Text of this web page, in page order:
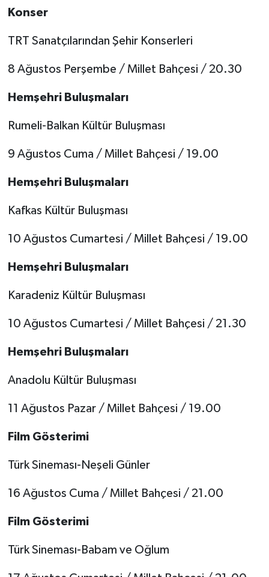
Konser
TRT Sanatçılarından Şehir Konserleri
8 Ağustos Perşembe / Millet Bahçesi / 20.30
Hemşehri Buluşmaları
Rumeli-Balkan Kültür Buluşması
9 Ağustos Cuma / Millet Bahçesi / 19.00
Hemşehri Buluşmaları
Kafkas Kültür Buluşması
10 Ağustos Cumartesi / Millet Bahçesi / 19.00
Hemşehri Buluşmaları
Karadeniz Kültür Buluşması
10 Ağustos Cumartesi / Millet Bahçesi / 21.30
Hemşehri Buluşmaları
Anadolu Kültür Buluşması
11 Ağustos Pazar / Millet Bahçesi / 19.00
Film Gösterimi
Türk Sineması-Neşeli Günler
16 Ağustos Cuma / Millet Bahçesi / 21.00
Film Gösterimi
Türk Sineması-Babam ve Oğlum